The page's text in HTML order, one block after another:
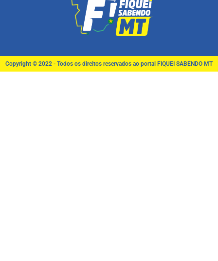
Copyright © 2022 - Todos os direitos reservados ao portal FIQUEI SABENDO MT